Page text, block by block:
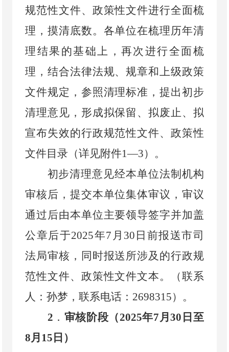
规范性文件、政策性文件进行全面梳
理，摸清底数。各单位在梳理历年清
理结果的基础上，再次进行全面梳
理，结合法律法规、规章和上级政策
文件规定，参照清理标准，提出初步
清理意见，形成拟保留、拟废止、拟
宣布失效的行政规范性文件、政策性
文件目录（详见附件1—3）。
初步清理意见经本单位法制机构
审核后，提交本单位集体审议，审议
通过后由本单位主要领导签字并加盖
公章后于2025年7 月 30 日前报送市司
法局审核，同时报送所涉及的行政规
范性文件、政策性文件文本。（联系
人：孙梦，联系电话 ： 2698315）。
2 ． 审核阶段（2025年7 月30 日至
8 月 15 日）